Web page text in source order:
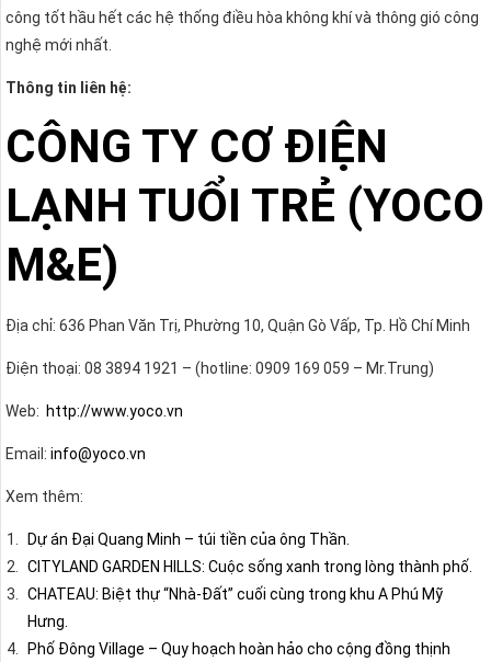
công tốt hầu hết các hệ thống điều hòa không khí và thông gió công
nghệ mới nhất.
Thông tin liên hệ:
CÔNG TY CƠ ĐIỆN
LẠNH TUỔI TRẺ (YOCO
M&E)
Địa chỉ: 636 Phan Văn Trị, Phường 10, Quận Gò Vấp, Tp. Hồ Chí Minh
Điện thoại: 08 3894 1921 – (hotline: 0909 169 059 – Mr.Trung)
Web: http://www.yoco.vn
Email: info@yoco.vn
Xem thêm:
Dự án Đại Quang Minh – túi tiền của ông Thần.
CITYLAND GARDEN HILLS: Cuộc sống xanh trong lòng thành phố.
CHATEAU: Biệt thự “Nhà-Đất” cuối cùng trong khu A Phú Mỹ
Hưng.
Phố Đông Village – Quy hoạch hoàn hảo cho cộng đồng thịnh